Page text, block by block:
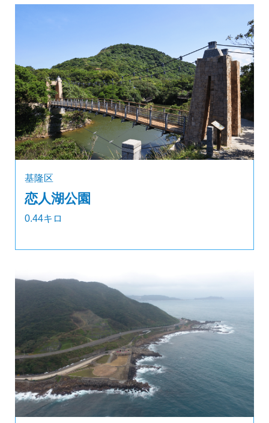
基隆区
恋人湖公園
0.44キロ